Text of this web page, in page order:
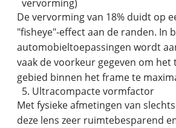
vervorming)
De vervorming van 18% duidt op
"fisheye"-effect aan de randen. In
automobieltoepassingen wordt
vaak de voorkeur gegeven om
gebied binnen het frame te
5. Ultracompacte vormfactor
Met fysieke afmetingen van
deze lens zeer ruimtebesparend